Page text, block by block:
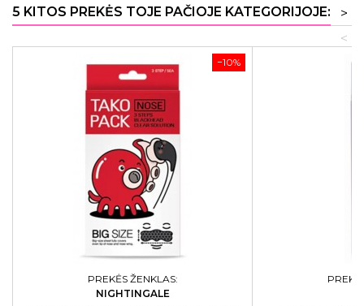
5 KITOS PREKĖS TOJE PAČIOJE KATEGORIJOJE:
>
<
−10%
PREKĖS ŽENKLAS:
NIGHTINGALE